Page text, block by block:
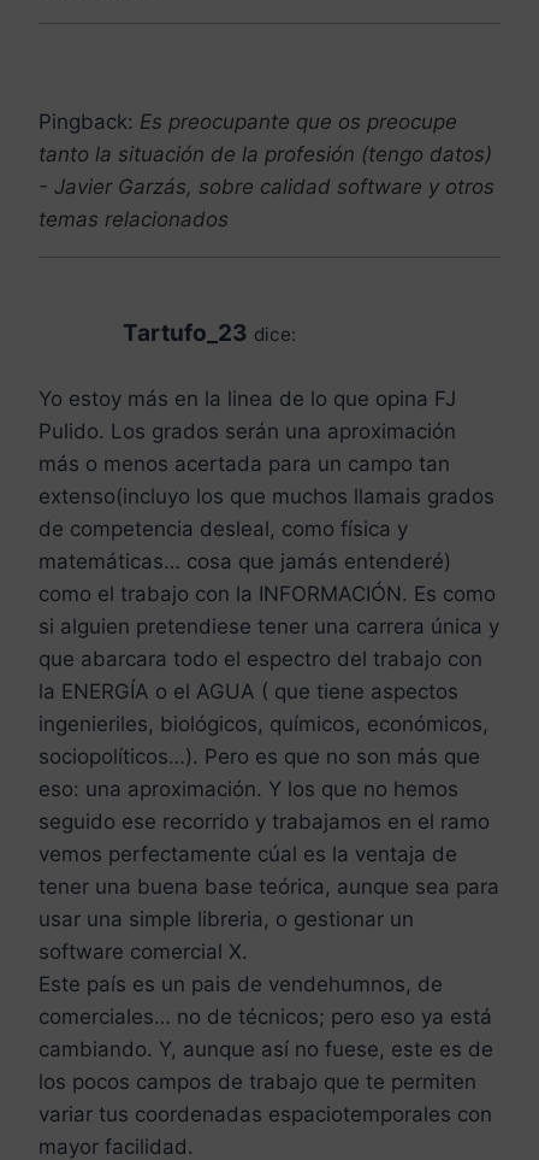
Pingback: Es preocupante que os preocupe
tanto la situación de la profesión (tengo datos)
- Javier Garzás, sobre calidad software y otros
temas relacionados
Tartufo_23 dice:
Yo estoy más en la linea de lo que opina FJ
Pulido. Los grados serán una aproximación
más o menos acertada para un campo tan
extenso(incluyo los que muchos llamais grados
de competencia desleal, como física y
matemáticas… cosa que jamás entenderé)
como el trabajo con la INFORMACIÓN. Es como
si alguien pretendiese tener una carrera única y
que abarcara todo el espectro del trabajo con
la ENERGÍA o el AGUA ( que tiene aspectos
ingenieriles, biológicos, químicos, económicos,
sociopolíticos…). Pero es que no son más que
eso: una aproximación. Y los que no hemos
seguido ese recorrido y trabajamos en el ramo
vemos perfectamente cúal es la ventaja de
tener una buena base teórica, aunque sea para
usar una simple libreria, o gestionar un
software comercial X.
Este país es un pais de vendehumnos, de
comerciales… no de técnicos; pero eso ya está
cambiando. Y, aunque así no fuese, este es de
los pocos campos de trabajo que te permiten
variar tus coordenadas espaciotemporales con
mayor facilidad.